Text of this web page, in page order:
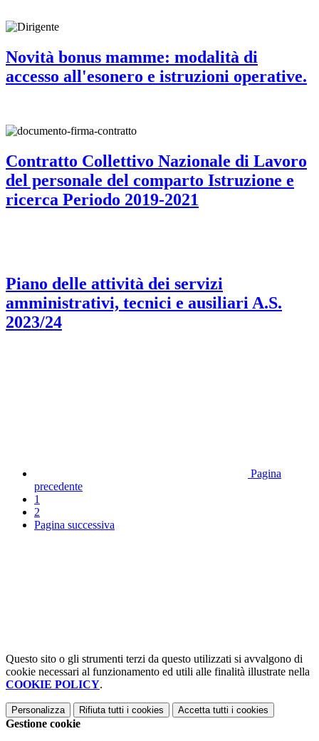
Novità bonus mamme: modalità di
accesso all'esonero e istruzioni operative.
Contratto Collettivo Nazionale di Lavoro
del personale del comparto Istruzione e
ricerca Periodo 2019-2021
Piano delle attività dei servizi
amministrativi, tecnici e ausiliari A.S.
2023/24
Pagina
precedente
1
2
Pagina successiva
Questo sito o gli strumenti terzi da questo utilizzati si avvalgono di
cookie necessari al funzionamento ed utili alle finalità illustrate nella
COOKIE POLICY.
Personalizza Rifiuta tutti i cookies Accetta tutti i cookies
Gestione cookie